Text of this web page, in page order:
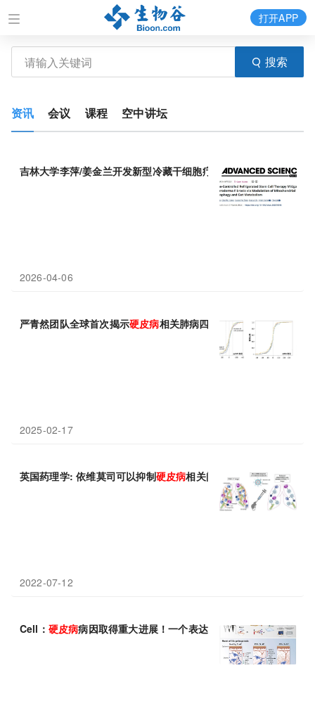
搜索
打开APP
资讯 会议 课程 空中讲坛
吉林大学李萍/姜金兰开发新型冷藏干细胞疗法，为硬皮病治疗提
2026-04-06
严青然团队全球首次揭示硬皮病相关肺病四大免疫抑制剂疗效对比
2025-02-17
英国药理学: 依维莫司可以抑制硬皮病相关间质性肺疾病的炎症和
2022-07-12
Cell： 硬皮病病因取得重大进展！一个表达LGR5的成纤维细胞亚